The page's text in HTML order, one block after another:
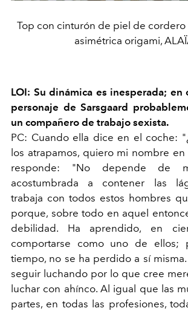
Top con cinturón de piel de cordero
asimétrica origami,
LOI: Su dinámica es inesperada; en
personaje de Sarsgaard
un compañero de trabajo sexista.
PC: Cuando ella dice en el coche:
los atrapamos, quiero mi nombre en
responde: "No depende de
acostumbrada a contener las
trabaja con todos estos hombres
porque, sobre todo en aquel
debilidad. Ha aprendido, en
comportarse como uno de ellos;
tiempo, no se ha perdido a sí misma.
seguir luchando por lo que cree
luchar con ahínco. Al igual que las
partes, en todas las profesiones,